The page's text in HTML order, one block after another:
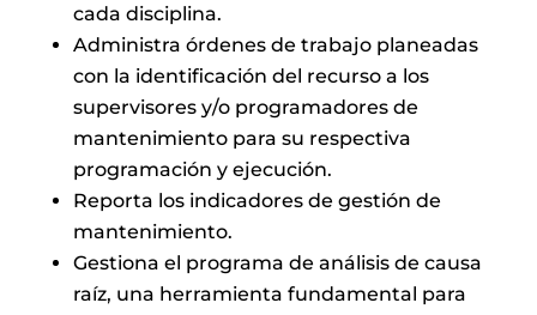
cada disciplina.
Administra órdenes de trabajo planeadas
con la identificación del recurso a los
supervisores y/o programadores de
mantenimiento para su respectiva
programación y ejecución.
Reporta los indicadores de gestión de
mantenimiento.
Gestiona el programa de análisis de causa
raíz, una herramienta fundamental para